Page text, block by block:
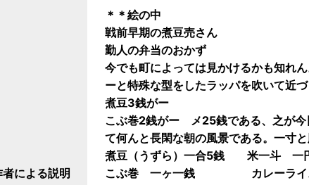
者による説明
＊＊絵の中
戦前早期の煮豆売さん
勤人の弁当のおかず
今でも町によっては見かけるかも知れ
ーと特殊な型をしたラッパを吹いて近
煮豆3銭がー
こぶ巻2銭がー メ25銭である、之が今
て何んと長閑な朝の風景である。一寸
煮豆（うずら）一合5銭 米一斗 一
こぶ巻 一ヶ一銭 カレーライ